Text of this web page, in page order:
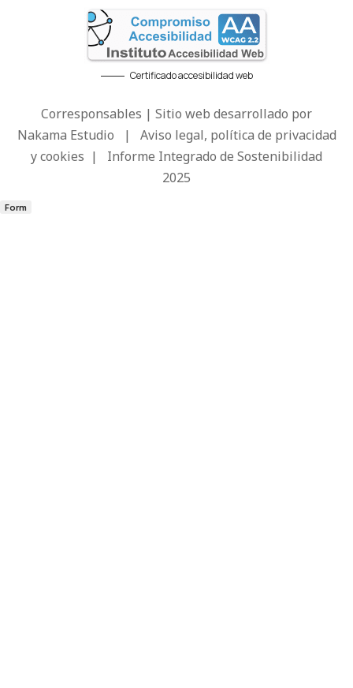
Certificado accesibilidad web
Corresponsables | Sitio web desarrollado por
Nakama Estudio | Aviso legal, política de privacidad
y cookies | Informe Integrado de Sostenibilidad
2025
Form